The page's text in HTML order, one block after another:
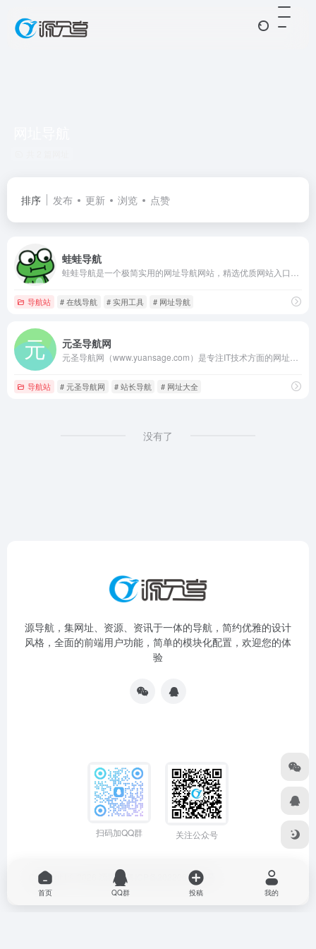
排序 发布 更新 浏览 点赞
蛙蛙导航
导航站 # 在线导航 # 实用工具 # 网址导航
元圣导航网
导航站 # 元圣导航网 # 站长导航 # 网址大全
没有了
源导航，集网址、资源、资讯于一体的导航，简约优雅的设计
风格，全面的前端用户功能，简单的模块化配置，欢迎您的体
验
扫码加QQ群 关注公众号
Copyright © 2026 源导航 粤ICP备2022064704号
首页 QQ群 投稿 我的